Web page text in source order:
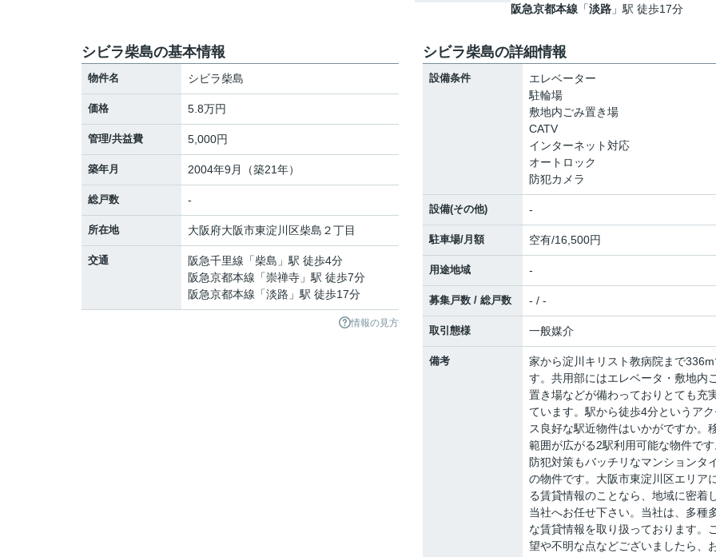
阪急京都本線 「淡路 」駅 徒歩17分
シビラ柴島の基本情報
物件名 シビラ柴島
価格 5.8万円
管理/共益費 5,000円
築年月 2004年9月（築21年）
総戸数 -
所在地 大阪府大阪市東淀川区柴島 ２丁目
交通 阪急千里線 「柴島 」駅 徒歩4分
阪急京都本線 「崇禅寺 」駅 徒歩7分
阪急京都本線 「淡路 」駅 徒歩17分
情報の見方
シビラ柴島の詳細情報
設備条件
エレベーター
駐輪場
敷地内ごみ置き場
CATV
インターネット対応
オートロック
防犯カメラ
設備(その他) -
駐車場/月額 空有/16,500円
用途地域 -
募集戸数 / 総戸数 - / -
取引態様 一般媒介
備考
家から淀川キリスト教病院まで
す。共用部にはエレベータ・敷地内
置き場などが備わっておりとても充
ています。駅から徒歩4分というア
ス良好な駅近物件はいかがですか。
範囲が広がる2駅利用可能な物件で
防犯対策もバッチリなマンションタ
の物件です。大阪市東淀川区エリア
る賃貸情報のことなら、地域に密着
当社へお任せ下さい。当社は、多種
な賃貸情報を取り扱っております。
望や不明な点などございましたら、